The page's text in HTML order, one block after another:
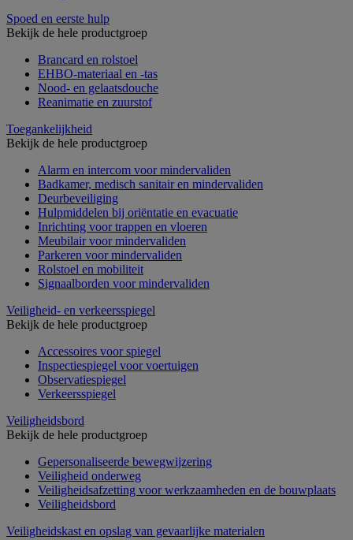
Spoed en eerste hulp
Bekijk de hele productgroep
Brancard en rolstoel
EHBO-materiaal en -tas
Nood- en gelaatsdouche
Reanimatie en zuurstof
Toegankelijkheid
Bekijk de hele productgroep
Alarm en intercom voor mindervaliden
Badkamer, medisch sanitair en mindervaliden
Deurbeveiliging
Hulpmiddelen bij oriëntatie en evacuatie
Inrichting voor trappen en vloeren
Meubilair voor mindervaliden
Parkeren voor mindervaliden
Rolstoel en mobiliteit
Signaalborden voor mindervaliden
Veiligheid- en verkeersspiegel
Bekijk de hele productgroep
Accessoires voor spiegel
Inspectiespiegel voor voertuigen
Observatiespiegel
Verkeersspiegel
Veiligheidsbord
Bekijk de hele productgroep
Gepersonaliseerde bewegwijzering
Veiligheid onderweg
Veiligheidsafzetting voor werkzaamheden en de bouwplaats
Veiligheidsbord
Veiligheidskast en opslag van gevaarlijke materialen